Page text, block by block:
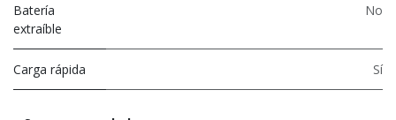
Batería
extraíble
No
Carga rápida Sí